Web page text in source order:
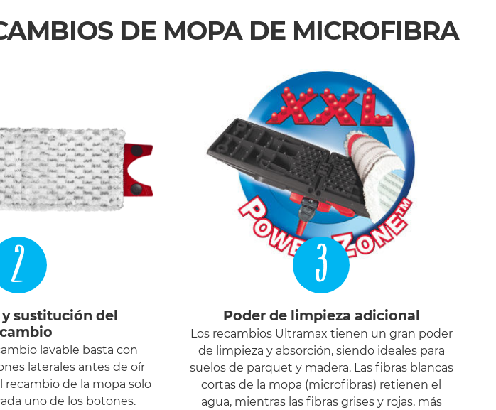
DE MOPA DE MICROFIBRA
2
sustitución del
lavable basta con
laterales antes de oír
recambio de la mopa solo
uno de los botones.
3
Poder de limpieza adicional
Los recambios Ultramax tienen un gran poder
de limpieza y absorción, siendo ideales para
suelos de parquet y madera. Las fibras blancas
cortas de la mopa (microfibras) retienen el
agua, mientras las fibras grises y rojas, más